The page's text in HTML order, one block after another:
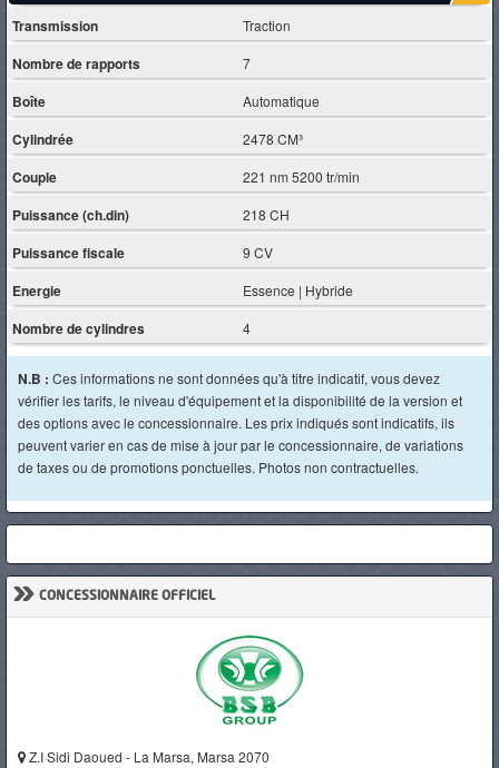
Transmission Traction
Nombre de rapports 7
Boîte Automatique
Cylindrée 2478 CM³
Couple 221 nm 5200 tr/min
Puissance (ch.din) 218 CH
Puissance fiscale 9 CV
Energie Essence | Hybride
Nombre de cylindres 4
N.B : Ces informations ne sont données qu'à titre indicatif, vous devez
vérifier les tarifs, le niveau d'équipement et la disponibilité de la version et
des options avec le concessionnaire. Les prix indiqués sont indicatifs, ils
peuvent varier en cas de mise à jour par le concessionnaire, de variations
de taxes ou de promotions ponctuelles. Photos non contractuelles.
» CONCESSIONNAIRE OFFICIEL
Z.I Sidi Daoued - La Marsa, Marsa 2070